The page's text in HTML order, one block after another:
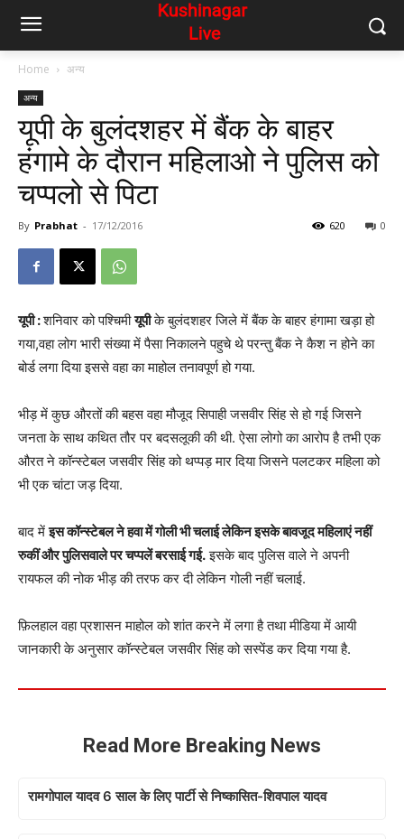
Home अन्य
अन्य
यूपी के बुलंदशहर में बैंक के बाहर
हंगामे के दौरान महिलाओ ने पुलिस को
चप्पलो से पिटा
By Prabhat - 17/12/2016 0
620
यूपी :शनिवार को पश्चिमीयूपीके बुलंदशहर जिले में बैंक के बाहर हंगामा खड़ा हो
गया,वहा लोग भारी संख्या में पैसा निकालने पहुचे थे परन्तु बैंक ने कैश न होने का
बोर्ड लगा दिया इससे वहा का माहोल तनावपूर्ण हो गया.
भीड़ में कुछ औरतों की बहस वहा मौजूद सिपाही जसवीर सिंह से हो गई जिसने
जनता के साथ कथित तौर पर बदसलूकी की थी. ऐसा लोगो का आरोप है तभी एक
औरत ने कॉन्स्टेबल जसवीर सिंह को थप्पड़ मार दिया जिसने पलटकर महिला को
भी एक चांटा जड़ दिया.
बाद मेंइस कॉन्स्टेबल ने हवा में गोली भी चलाई लेकिन इसके बावजूद महिलाएं नहीं
रुकीं और पुलिसवाले पर चप्पलें बरसाई गई.इसके बाद पुलिस वाले ने अपनी
रायफल की नोक भीड़ की तरफ कर दी लेकिन गोली नहीं चलाई.
फ़िलहाल वहा प्रशासन माहोल को शांत करने में लगा है तथा मीडिया में आयी
जानकारी के अनुसार कॉन्स्टेबल जसवीर सिंह को सस्पेंड कर दिया गया है.
Read More Breaking News
रामगोपाल यादव 6 साल के लिए पार्टी से निष्कासित-शिवपाल यादव